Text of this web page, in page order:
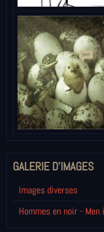
GALERIE D'IMAGES
Images diverses
Hommes en noir - Men